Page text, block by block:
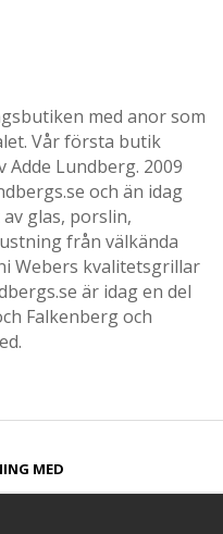
med anor som
Vår första butik
Adde Lundberg. 2009
och än idag
glas, porslin,
från välkända
Webers kvalitetsgrillar
är idag en del
Falkenberg och
MED​